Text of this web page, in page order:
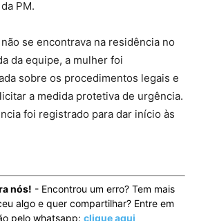
PM.
se encontrava na residência no
da equipe, a mulher foi
sobre os procedimentos legais e
a medida protetiva de urgência.
foi registrado para dar início às
nós! - Encontrou um erro? Tem mais
algo e quer compartilhar? Entre em
pelo whatsapp: clique aqui